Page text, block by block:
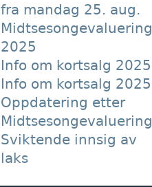
fra mandag 25. aug.
Midtsesongevaluering
2025
Info om kortsalg 2025
Info om kortsalg 2025
Oppdatering etter
Midtsesongevaluering
Sviktende innsig av
laks